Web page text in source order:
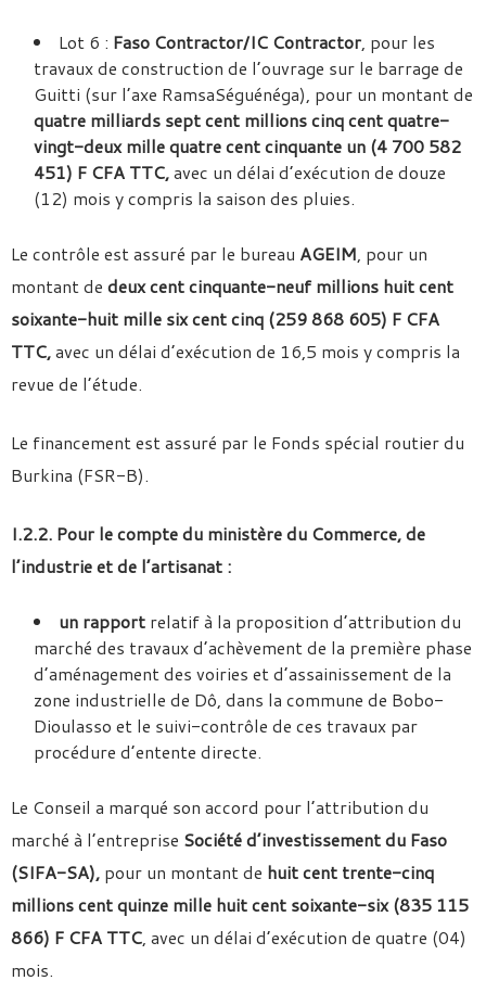
Lot 6 : Faso Contractor/IC Contractor, pour les
travaux de construction de l’ouvrage sur le barrage de
Guitti (sur l’axe RamsaSéguénéga), pour un montant de
quatre milliards sept cent millions cinq cent quatre-
vingt-deux mille quatre cent cinquante un (4 700 582
451) F CFA TTC,avec un délai d’exécution de douze
(12) mois y compris la saison des pluies.
Le contrôle est assuré par le bureau AGEIM, pour un
montant de deux cent cinquante-neuf millions huit cent
soixante-huit mille six cent cinq (259 868 605) F CFA
TTC,avec un délai d’exécution de 16,5 mois y compris la
revue de l’étude.
Le financement est assuré par le Fonds spécial routier du
Burkina (FSR-B).
I.2.2. Pour le compte du ministère du Commerce, de
l’industrie et de l’artisanat :
un rapport relatif à la proposition d’attribution du
marché des travaux d’achèvement de la première phase
d’aménagement des voiries et d’assainissement de la
zone industrielle de Dô, dans la commune de Bobo-
Dioulasso et le suivi-contrôle de ces travaux par
procédure d’entente directe.
Le Conseil a marqué son accord pour l’attribution du
marché à l’entreprise Société d’investissement du Faso
(SIFA-SA), pour un montant de huit cent trente-cinq
millions cent quinze mille huit cent soixante-six (835 115
866) F CFA TTC, avec un délai d’exécution de quatre (04)
mois.